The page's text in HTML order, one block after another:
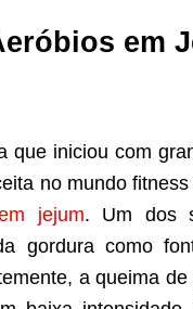
em
que iniciou com
no mundo
jejum. Um dos
gordura como
a queima